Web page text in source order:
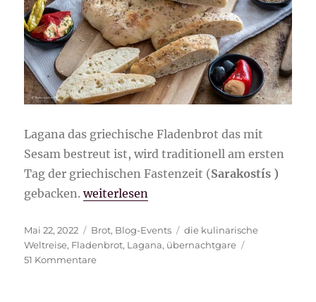
Lagana das griechische Fladenbrot das mit
Sesam bestreut ist, wird traditionell am ersten
Tag der griechischen Fastenzeit (Sarakostís )
gebacken.„Lagana – griechisches Fladenbrot“
weiterlesen
Veröffentlicht
am
Mai 22, 2022 Kategorien
Brot, Blog-Events Schlagwörter
die kulinarische
Weltreise, Fladenbrot, Lagana, übernachtgare
51 Kommentarezu